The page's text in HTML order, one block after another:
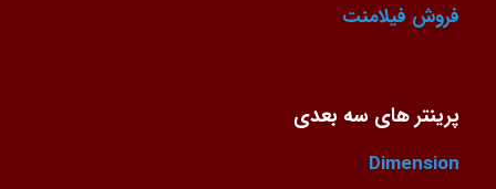
فروش فیلامنت
پرینتر های سه بعدی
Dimension